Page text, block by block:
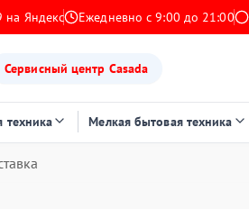
на Яндекс Ежедневно с 9:00 до 21:00
Сервисный центр Casada
техника Мелкая бытовая техника